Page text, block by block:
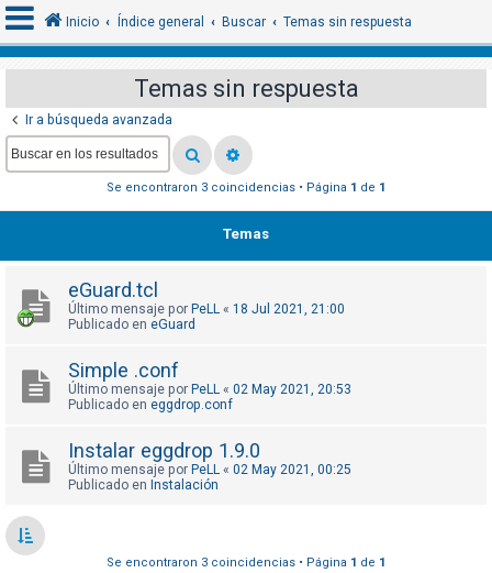
I
d
e
c
s
e
g
Inicio Índice general Buscar Temas sin respuesta
Temas sin respuesta
Ir a búsqueda avanzada
Se encontraron 3 coincidencias • Página 1 de 1
Temas
eGuard.tcl
Último mensaje por PeLL « 18 Jul 2021, 21:00
Publicado en eGuard
Simple .conf
Último mensaje por PeLL « 02 May 2021, 20:53
Publicado en eggdrop.conf
Instalar eggdrop 1.9.0
Último mensaje por PeLL « 02 May 2021, 00:25
Publicado en Instalación
Se encontraron 3 coincidencias • Página 1 de 1